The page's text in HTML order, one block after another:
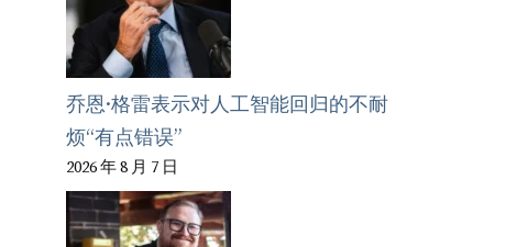
乔恩·格雷表示对人工智能回归的不耐
烦“有点错误”
2026 年 8 月 7 日